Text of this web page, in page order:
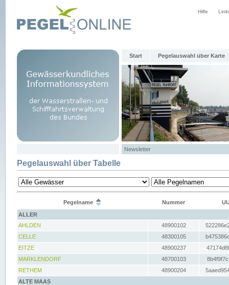
Hilfe
Start Pegelauswahl über Karte
Newsletter
Pegelauswahl über Tabelle
Pegelname Nummer
ALLER
AHLDEN
48900102
CELLE
48300105
EITZE
48900237
MARKLENDORF
48700103
RETHEM
48900204
ALTE MAAS